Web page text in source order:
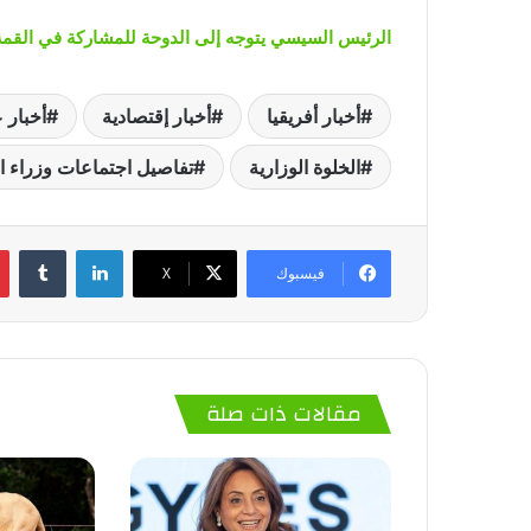
الرئيس السيسي يتوجه إلى الدوحة للمشاركة في القمة
أخبار أفريقيا أخبار إقتصادية
الخلوة الوزارية تفاصيل اجتماعات وزراء
فيسبوك ‫X
لينكدإن
مقالات ذات صلة